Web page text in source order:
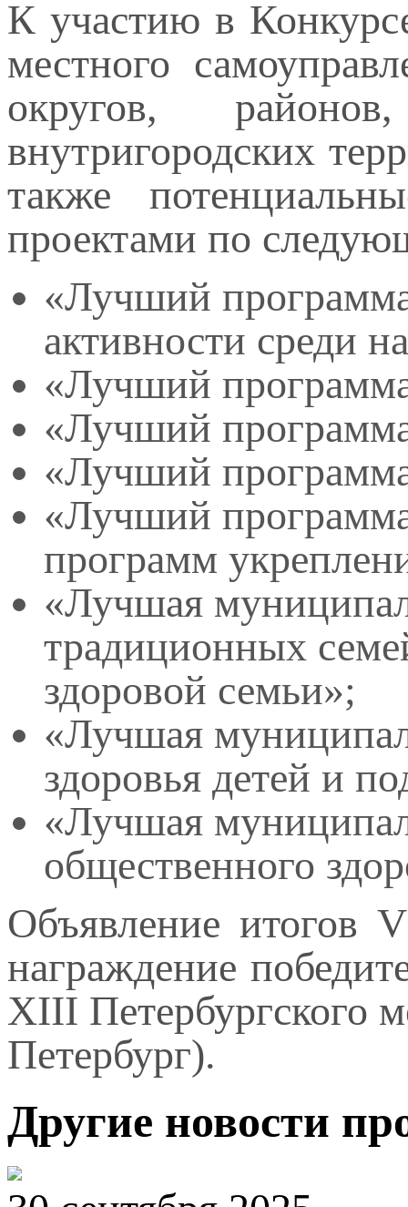
К участию в
местного
округов,
внутригородских
также
проектами по
«Лучший
активности среди
«Лучший
«Лучший
«Лучший
«Лучший
программ
«Лучшая
традиционных
здоровой семьи»;
«Лучшая
здоровья детей и
«Лучшая
общественного
Объявление итогов
награждение
XIII Петербургского
Петербург).
Другие новости